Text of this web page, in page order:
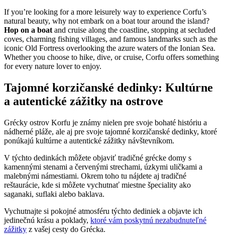
If you’re looking for a more leisurely way to experience Corfu’s
natural beauty, why not embark on a boat tour around the island?
Hop on a boatand cruise along the coastline, stopping at secluded
coves, charming fishing villages, and famous landmarks such as the
iconic Old Fortress overlooking the azure waters of the Ionian Sea.
Whether you choose to hike, dive, or cruise, Corfu offers something
for every nature lover to enjoy.
Tajomné korzičanské dedinky: Kultúrne
a autentické zážitky na ostrove
Grécky ostrov Korfu je známy nielen pre svoje bohaté históriu a
nádherné pláže, ale aj pre svoje tajomné korzičanské dedinky, ktoré
ponúkajú kultúrne a autentické zážitky návštevníkom.
V týchto dedinkách môžete objaviť tradičné grécke domy s
kamennými stenami a červenými strechami, úzkymi uličkami a
malebnými námestiami. Okrem toho tu nájdete aj tradičné
reštaurácie, kde si môžete vychutnať miestne špeciality ako
saganaki, suflaki alebo baklava.
Vychutnajte si pokojné atmosféru týchto dediniek a objavte ich
jedinečnú krásu a poklady, ktoré vám poskytnú nezabudnuteľné
zážitky z vašej cesty do Grécka.